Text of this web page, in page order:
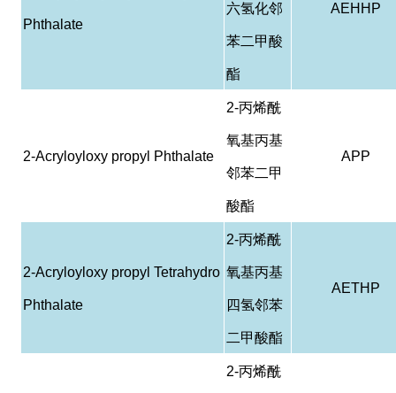
Phthalate
六氢化邻
苯二甲酸
酯
AEHHP
2-Acryloyloxy propyl Phthalate
2-丙烯酰
氧基丙基
邻苯二甲
酸酯
APP
2-Acryloyloxy propyl Tetrahydro
Phthalate
2-丙烯酰
氧基丙基
四氢邻苯
二甲酸酯
AETHP
2-丙烯酰